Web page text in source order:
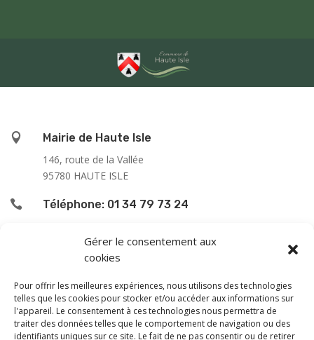
Gérer le consentement aux
cookies
Pour offrir les meilleures expériences, nous utilisons des technologies
telles que les cookies pour stocker et/ou accéder aux informations sur
l'appareil. Le consentement à ces technologies nous permettra de
traiter des données telles que le comportement de navigation ou des
identifiants uniques sur ce site. Le fait de ne pas consentir ou de retirer

Mairie de Haute Isle
146, route de la Vallée
95780 HAUTE ISLE
 Téléphone: 01 34 79 73 24
L’accueil du public se fait :
le lundi de 9h00 à 12h00
le jeudi de 13h00 à 16h00
le samedi de 9h00 à 12h00
En dehors de ces horaires, une permanence téléphonique